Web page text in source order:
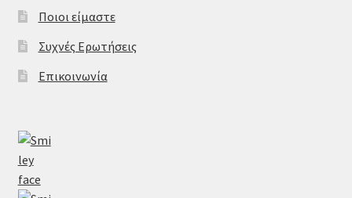
Ποιοι είμαστε
Συχνές Ερωτήσεις
Επικοινωνία